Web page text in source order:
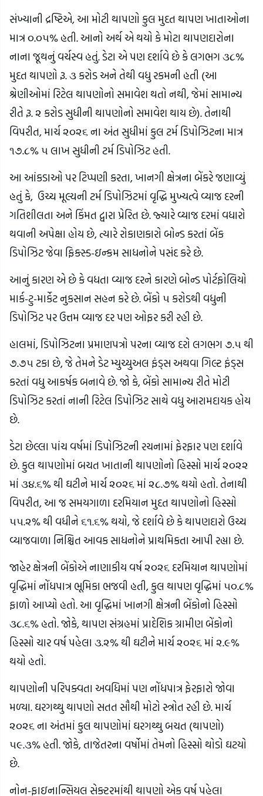
સંખ્યાની દ્રષ્ટિએ, આ મોટી થાપણો કુલ મુદત થાપણ ખાતાઓના
માત્ર ૦.૦૫% હતી. આનો અર્થ એ થયો કે મોટા થાપણદારોના
નાના જૂથનું વર્ચસ્વ હતું. ડેટા એ પણ દર્શાવે છે કે લગભગ ૩૮%
મુદત થાપણો રૂ. ૩ કરોડ અને તેથી વધુ રકમની હતી (આ
શ્રેણીઓમાં રિટેલ થાપણોનો સમાવેશ થતો નથી, જેમાં સામાન્ય
રીતે રૂ. ૨ કરોડ સુધીની થાપણોનો સમાવેશ થાય છે). તેનાથી
વિપરીત, માર્ચ ૨૦૨૬ ના અંત સુધીમાં કુલ ટર્મ ડિપોઝિટના માત્ર
૧૭.૮% ૫ લાખ સુધીની ટર્મ ડિપોઝિટ હતી.
આ આંકડાઓ પર ટિપ્પણી કરતા, ખાનગી ક્ષેત્રના બેંકરે જણાવ્યું
હતું કે, ઉચ્ચ મૂલ્યની ટર્મ ડિપોઝિટમાં વૃદ્ધિ મુખ્યત્વે વ્યાજ દરની
ગતિશીલતા અને કિંમત દ્વારા પ્રેરિત છે. જ્યારે વ્યાજ દરમાં વધારો
થવાની અપેક્ષા હોય છે, ત્યારે રોકાણકારો બોન્ડ કરતાં બેંક
ડિપોઝિટ જેવા ફિક્સ્ડ-ઇન્કમ સાધનોને પસંદ કરે છે.
આનું કારણ એ છે કે વધતા વ્યાજ દરને કારણે બોન્ડ પોર્ટફોલિયો
માર્ક-ટુ-માર્કેટ નુકસાન સહન કરે છે. બેંકો ૫ કરોડથી વધુની
ડિપોઝિટ પર ઉત્તમ વ્યાજ દર પણ ઓફર કરી રહી છે.
હાલમાં, ડિપોઝિટના પ્રમાણપત્રો પરના વ્યાજ દરો લગભગ ૭.૫ થી
૭.૭૫ ટકા છે, જે તેમને ડેટ મ્યુચ્યુઅલ ફંડ્સ અથવા ગિલ્ટ ફંડ્સ
કરતાં વધુ આકર્ષક બનાવે છે. જો કે, બેંકો સામાન્ય રીતે મોટી
ડિપોઝિટ કરતાં નાની રિટેલ ડિપોઝિટ સાથે વધુ આરામદાયક હોય
છે.
ડેટા છેલ્લા પાંચ વર્ષમાં ડિપોઝિટની રચનામાં ફેરફાર પણ દર્શાવે
છે. કુલ થાપણોમાં બચત ખાતાની થાપણોનો હિસ્સો માર્ચ ૨૦૨૨
માં ૩૪.૬% થી ઘટીને માર્ચ ૨૦૨૬ માં ૨૮.૭% થયો હતો. તેનાથી
વિપરીત, આ જ સમયગાળા દરમિયાન મુદત થાપણોનો હિસ્સો
૫૫.૨% થી વધીને ૬૧.૬% થયો, જે દર્શાવે છે કે થાપણદારો ઉચ્ચ
વ્યાજવાળા નિશ્ચિત આવક સાધનોને પ્રાથમિકતા આપી રહ્યા છે.
જાહેર ક્ષેત્રની બેંકોએ નાણાકીય વર્ષ ૨૦૨૬ દરમિયાન થાપણોમાં
વૃદ્ધિમાં નોંધપાત્ર ભૂમિકા ભજવી હતી, કુલ થાપણ વૃદ્ધિમાં ૫૦.૮%
ફાળો આપ્યો હતો. આ વૃદ્ધિમાં ખાનગી ક્ષેત્રની બેંકોનો હિસ્સો
૩૮.૬% હતો. જોકે, થાપણ સંગ્રહમાં પ્રાદેશિક ગ્રામીણ બેંકોનો
હિસ્સો ચાર વર્ષ પહેલા ૩.૨% થી ઘટીને માર્ચ ૨૦૨૬ માં ૨.૯%
થયો હતો.
થાપણોની પરિપક્વતા અવધિમાં પણ નોંધપાત્ર ફેરફારો જોવા
મળ્યા. ઘરગથ્થુ થાપણો સતત સૌથી મોટો સ્ત્રોત રહી છે. માર્ચ
૨૦૨૬ ના અંતમાં કુલ થાપણોમાં ઘરગથ્થુ બચત (થાપણો)
૫૯.૩% હતી. જોકે, તાજેતરના વર્ષોમાં તેમનો હિસ્સો થોડો ઘટયો
છે.
નોન-ફાઇનાન્સિયલ સેક્ટરમાંથી થાપણો એક વર્ષ પહેલા